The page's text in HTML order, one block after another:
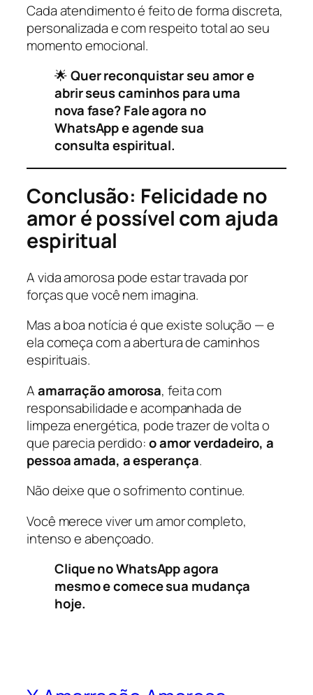
Cada atendimento é feito de forma discreta,
personalizada e com respeito total ao seu
momento emocional.
🌟Quer reconquistar seu amor e
abrir seus caminhos para uma
nova fase? Fale agora no
WhatsApp e agende sua
consulta espiritual.
Conclusão: Felicidade no
amor é possível com ajuda
espiritual
A vida amorosa pode estar travada por
forças que você nem imagina.
Mas a boa notícia é que existe solução — e
ela começa com a abertura de caminhos
espirituais.
Aamarração amorosa, feita com
responsabilidade e acompanhada de
limpeza energética, pode trazer de volta o
que parecia perdido:o amor verdadeiro, a
pessoa amada, a esperança.
Não deixe que o sofrimento continue.
Você merece viver um amor completo,
intenso e abençoado.
Clique no WhatsApp agora
mesmo e comece sua mudança
hoje.